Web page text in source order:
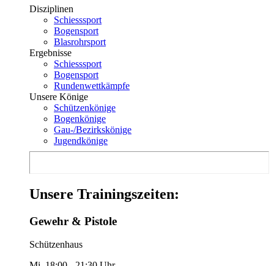
Disziplinen
Schiesssport
Bogensport
Blasrohrsport
Ergebnisse
Schiesssport
Bogensport
Rundenwettkämpfe
Unsere Könige
Schützenkönige
Bogenkönige
Gau-/Bezirkskönige
Jugendkönige
Unsere Trainingszeiten:
Gewehr & Pistole
Schützenhaus